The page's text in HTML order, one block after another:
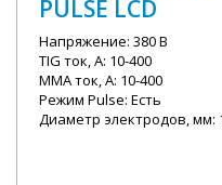
PULSE LCD
Напряжение: 380 В
TIG ток, А: 10-400
MMA ток, А: 10-400
Режим Pulse: Есть
Диаметр электродов, мм: